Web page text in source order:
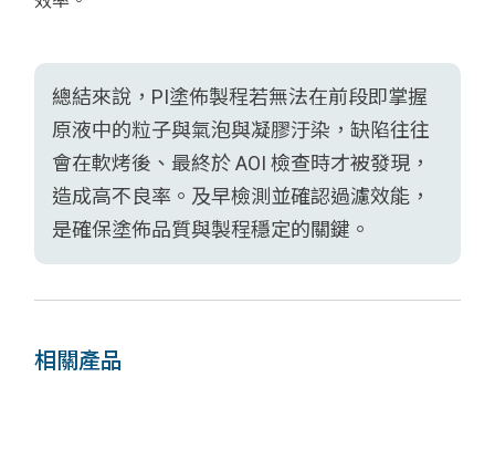
總結來說，PI塗佈製程若無法在前段即掌握
原液中的粒子與氣泡與凝膠汙染，缺陷往往
會在軟烤後、最終於 AOI 檢查時才被發現，
造成高不良率。及早檢測並確認過濾效能，
是確保塗佈品質與製程穩定的關鍵。
相關產品